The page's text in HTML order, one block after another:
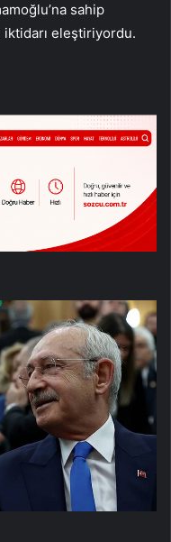
sahip
iktidarı eleştiriyordu.